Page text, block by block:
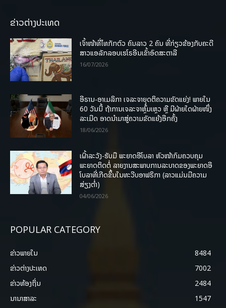
ຂ່າວຕ່າງປະເທດ
ເຈົ້າໜ້າທີ່ໄທກັກຕົວ ຄົນລາວ 2 ຄົນ ທີ່ກ່ຽວຂ້ອງກັບຄະດີ
ສາວແອລັກລອບເຮໂຣອີນເຂົ້າອົດສະຕາລີ
16/07/2026
ອີຣານ-ອາເມລິກາ ເຈລະຈາຍຸດຕິຄວາມຂັດແຍ່ງ! ພາຍໃນ
60 ວັນນີ້ ຖ້າການເຈລະຈາຫຼົ້ມເຫຼວ ຫຼື ມີຝ່າຍໃດຝ່າຍໜຶ່ງ
ລະເມີດ ອາດນໍາມາສູ່ຄວາມຂັດແຍ້ງອີກຄັ້ງ
18/06/2026
ເຝົ້າລະວັງ-ຮັບມື ພະຍາດອີໂບລາ ຫົວໜ້າກົມຄວບຄຸມ
ພະຍາດຕິດຕໍ່ ລາຍງານສະພາບການລະບາດຂອງພະຍາດອີ
ໂບລາທີ່ເກີດຂຶ້ນໃນທະວີບອາຟຣິກາ (ລາວແມ່ນມີຄວາມ
ສ່ຽງຕໍ່າ)
04/06/2026
POPULAR CATEGORY
ຂ່າວພາຍ​ໃນ
8484
ຂ່າວຕ່າງປະເທດ
7002
ຂ່າວທ້ອງຖິ່ນ
2484
ນານາສາລະ
1547